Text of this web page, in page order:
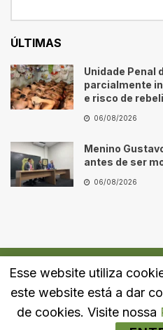
ÚLTIMAS
Unidade Penal
parcialmente
e risco de
06/08/2026
Menino
antes de ser
06/08/2026
Quem Somos Fale Conosco
Esse website utiliza
este website está a dar
de cookies. Visite nossa